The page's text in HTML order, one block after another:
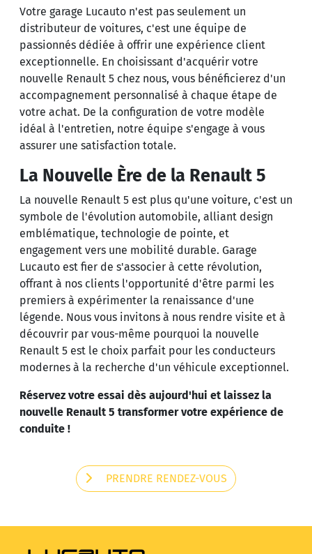
Votre garage Lucauto n'est pas seulement un
distributeur de voitures, c'est une équipe de
passionnés dédiée à offrir une expérience client
exceptionnelle. En choisissant d'acquérir votre
nouvelle Renault 5 chez nous, vous bénéficierez d'un
accompagnement personnalisé à chaque étape de
votre achat. De la configuration de votre modèle
idéal à l'entretien, notre équipe s'engage à vous
assurer une satisfaction totale.
La Nouvelle Ère de la Renault 5
La nouvelle Renault 5 est plus qu'une voiture, c'est un
symbole de l'évolution automobile, alliant design
emblématique, technologie de pointe, et
engagement vers une mobilité durable. Garage
Lucauto est fier de s'associer à cette révolution,
offrant à nos clients l'opportunité d'être parmi les
premiers à expérimenter la renaissance d'une
légende. Nous vous invitons à nous rendre visite et à
découvrir par vous-même pourquoi la nouvelle
Renault 5 est le choix parfait pour les conducteurs
modernes à la recherche d'un véhicule exceptionnel.
Réservez votre essai dès aujourd'hui et laissez la
nouvelle Renault 5 transformer votre expérience de
conduite !
PRENDRE RENDEZ-VOUS